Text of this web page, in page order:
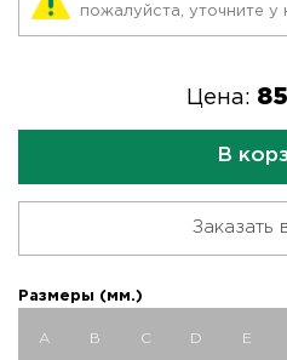
пожалуйста, уточните у
Цена:
В
Заказать
Размеры (мм.)
A B C D E